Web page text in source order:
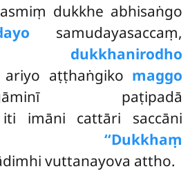
dukkhe abhisaṅgo
samudayasaccaṃ,
dukkhanirodho
ariyo aṭṭhaṅgiko maggo
paṭipadā
iti imāni cattāri saccāni
‘‘Dukkhaṃ
vuttanayova attho.